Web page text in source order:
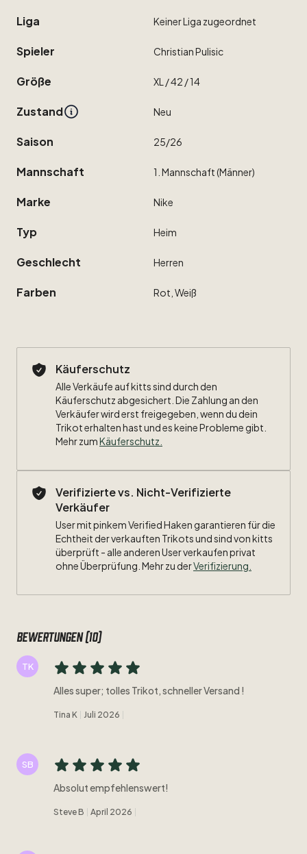
Liga KeinerLiga zugeordnet
Spieler ChristianPulisic
Größe XL ​/​42 ​/​14
Zustand Neu
Saison 25​/​26
Mannschaft 1. Mannschaft(Männer)
Marke Nike
Typ Heim
Geschlecht Herren
Farben Rot, Weiß
Käuferschutz
Alle Verkäufe auf kitts sind durch den
Käuferschutz abgesichert. Die Zahlung an den
Verkäufer wird erst freigegeben, wenn du dein
Trikot erhalten hast und es keine Probleme gibt.
Mehr zumKäuferschutz
Verifizierte vs. Nicht-Verifizierte
Verkäufer
User mit pinkem Verified Haken garantieren für die
Echtheit der verkauften Trikots und sind von kitts
überprüft - alle anderen User verkaufen privat
ohne Überprüfung. Mehr zu derVerifizierung.
Bewertungen (10)
TK
Alles super; tolles Trikot, schneller Versand !
Tina K Juli 2026
SB
Absolut empfehlenswert!
Steve B April 2026